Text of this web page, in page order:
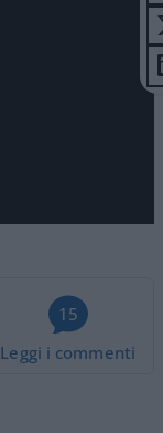
15
Leggi i commenti